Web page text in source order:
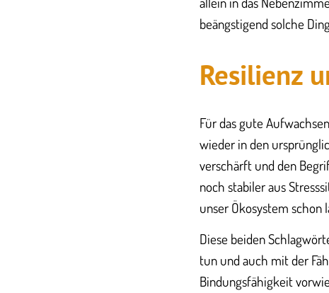
beängstigend solche
Resilienz
Für das gute
wieder in den
verschärft und den
noch stabiler aus
unser Ökosystem schon
Diese beiden
tun und auch mit der
Bindungsfähigkeit